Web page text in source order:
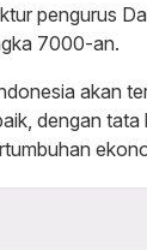
pengurus
7000-an.
akan
dengan